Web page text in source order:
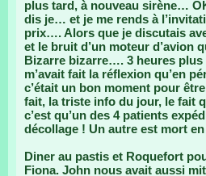
plus tard, à nouveau sirène…
dis je… et je me rends à
prix…. Alors que je discutais
et le bruit d’un moteur
Bizarre bizarre…. 3 heures
m’avait fait la réflexion qu’en
c’était un bon moment pour
fait, la triste info du jour, le fait
c’est qu’un des 4 patients
décollage ! Un autre est mort
Diner au pastis et Roquefort
Fiona. John nous avait aussi